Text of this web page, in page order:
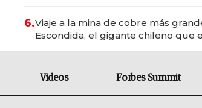
6.Viaje a la mina de cobre más
Escondida, el gigante chileno que
Videos Forbes Summit